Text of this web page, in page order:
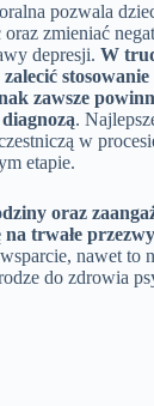
pozwala
zmieniać
depresji. W
zawsze
.
w
etapie.
oraz
na trwałe
nawet to
do zdrowia